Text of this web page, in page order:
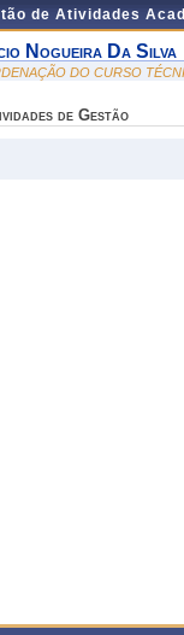
de Atividades
Nogueira Da Silva
DO CURSO
de Gestão